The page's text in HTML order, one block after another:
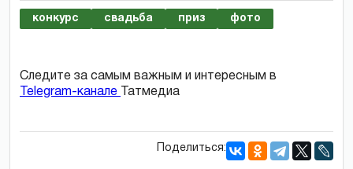
конкурс свадьба приз фото
Следите за самым важным и интересным в
Telegram-канале
Татмедиа
Поделиться: